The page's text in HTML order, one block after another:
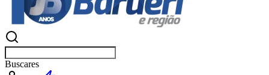
Buscarpo